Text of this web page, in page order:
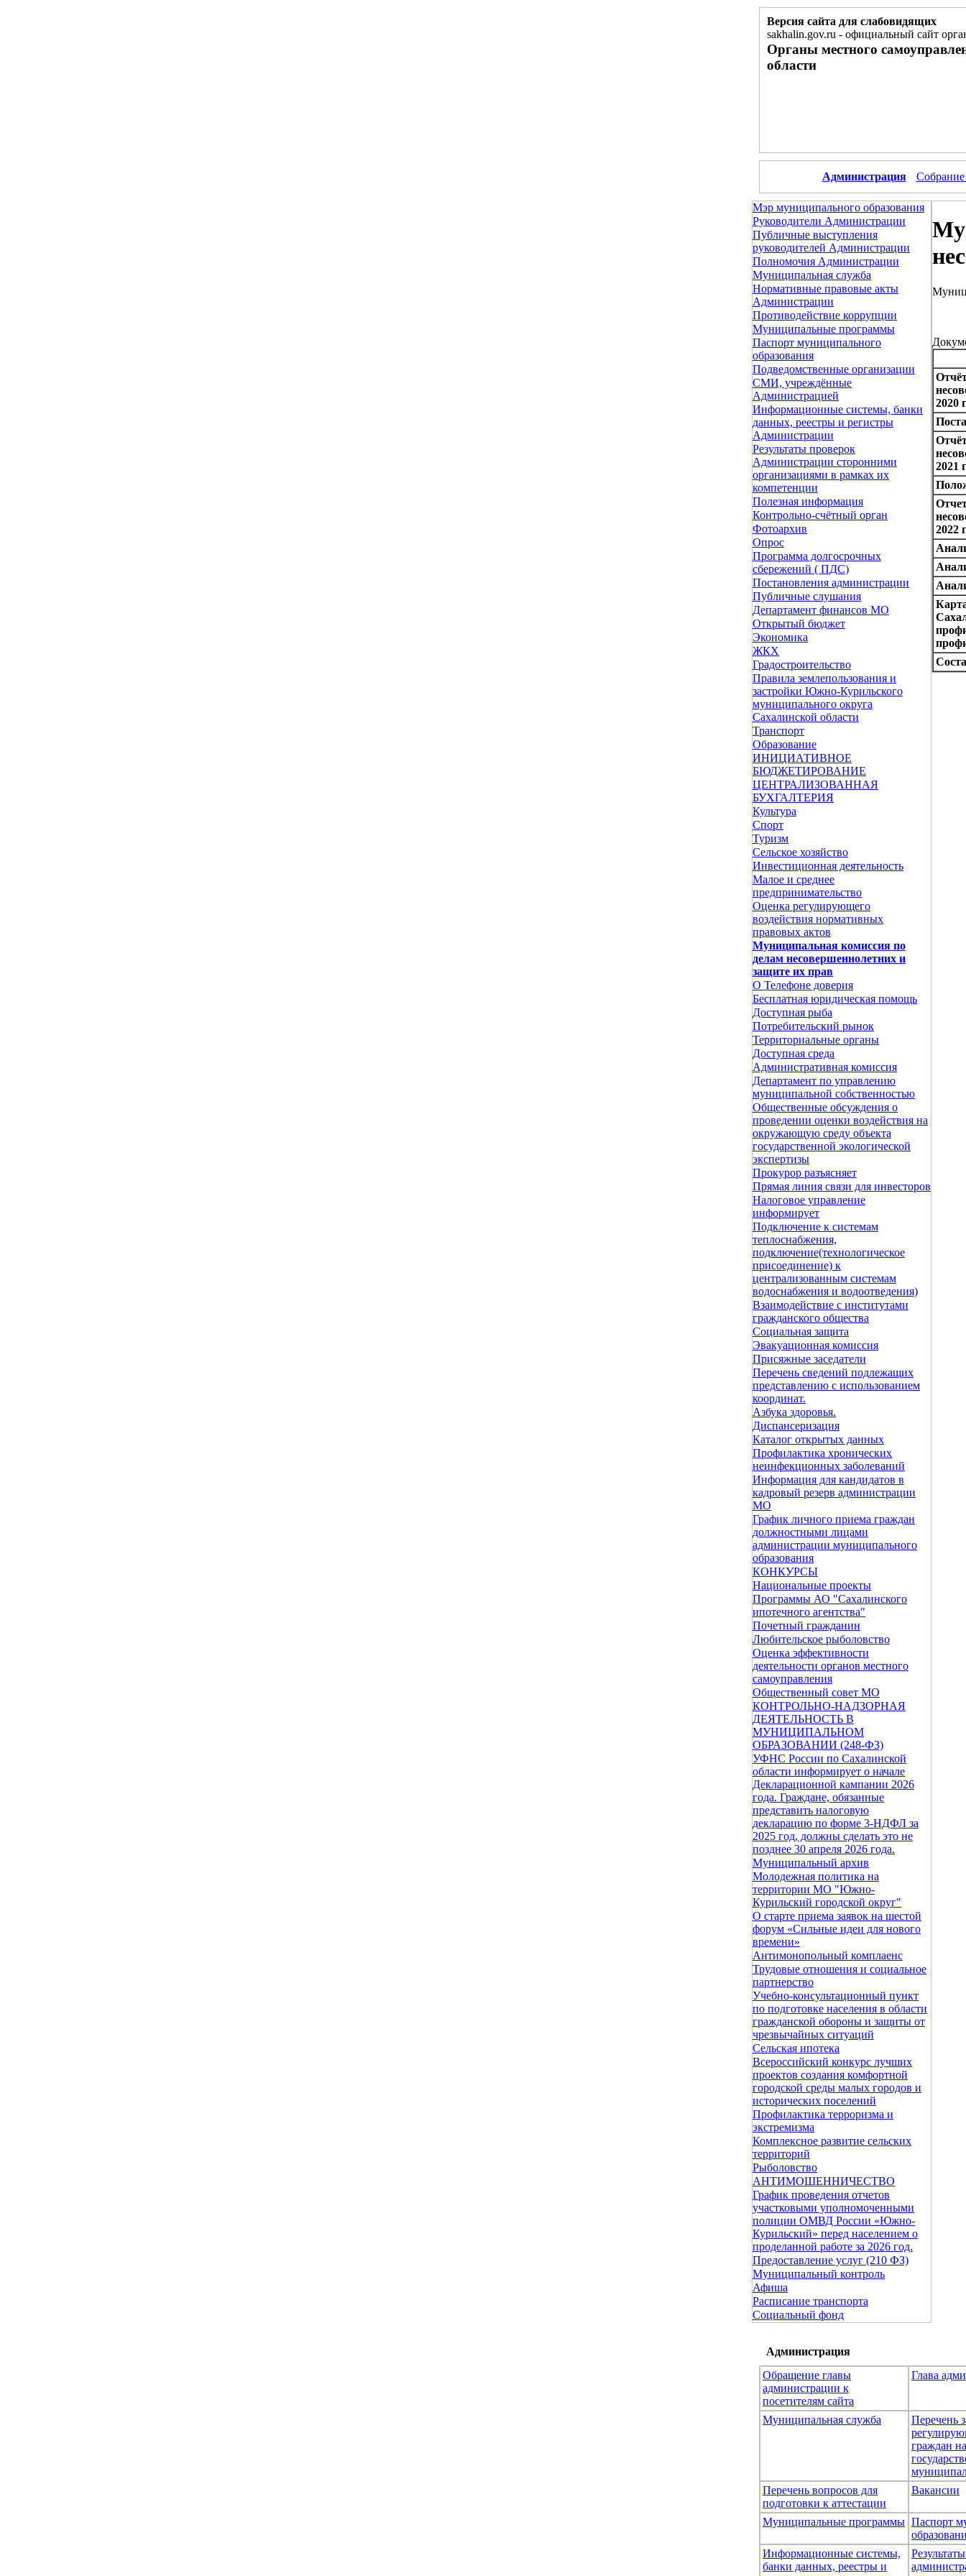
Версия сайта для слабовидящих
sakhalin.gov.ru - официальный сайт
Органы местного
области
Администрация Собрание
Мэр муниципального образования
Руководители Администрации
Публичные выступления
руководителей Администрации
Полномочия Администрации
Муниципальная служба
Нормативные правовые акты
Администрации
Противодействие коррупции
Муниципальные программы
Паспорт муниципального
образования
Подведомственные организации
СМИ, учреждённые
Администрацией
Информационные системы, банки
данных, реестры и регистры
Администрации
Результаты проверок
Администрации сторонними
организациями в рамках их
компетенции
Полезная информация
Контрольно-счётный орган
Фотоархив
Опрос
Программа долгосрочных
сбережений ( ПДС)
Постановления администрации
Публичные слушания
Департамент финансов МО
Открытый бюджет
Экономика
ЖКХ
Градостроительство
Правила землепользования и
застройки Южно-Курильского
муниципального округа
Сахалинской области
Транспорт
Образование
ИНИЦИАТИВНОЕ
БЮДЖЕТИРОВАНИЕ
ЦЕНТРАЛИЗОВАННАЯ
БУХГАЛТЕРИЯ
Культура
Спорт
Туризм
Сельское хозяйство
Инвестиционная деятельность
Малое и среднее
предпринимательство
Оценка регулирующего
воздействия нормативных
правовых актов
Муниципальная комиссия по
делам несовершеннолетних и
защите их прав
О Телефоне доверия
Бесплатная юридическая помощь
Доступная рыба
Потребительский рынок
Территориальные органы
Доступная среда
Административная комиссия
Департамент по управлению
муниципальной собственностью
Общественные обсуждения о
проведении оценки воздействия на
окружающую среду объекта
государственной экологической
экспертизы
Прокурор разъясняет
Прямая линия связи для инвесторов
Налоговое управление
информирует
Подключение к системам
теплоснабжения,
подключение(технологическое
присоединение) к
централизованным системам
водоснабжения и водоотведения)
Взаимодействие с институтами
гражданского общества
Социальная защита
Эвакуационная комиссия
Присяжные заседатели
Перечень сведений подлежащих
представлению с использованием
координат.
Азбука здоровья.
Диспансеризация
Каталог открытых данных
Профилактика хронических
неинфекционных заболеваний
Информация для кандидатов в
кадровый резерв администрации
МО
График личного приема граждан
должностными лицами
администрации муниципального
образования
КОНКУРСЫ
Национальные проекты
Программы АО "Сахалинского
ипотечного агентства"
Почетный гражданин
Любительское рыболовство
Оценка эффективности
деятельности органов местного
самоуправления
Общественный совет МО
КОНТРОЛЬНО-НАДЗОРНАЯ
ДЕЯТЕЛЬНОСТЬ В
МУНИЦИПАЛЬНОМ
ОБРАЗОВАНИИ (248-ФЗ)
УФНС России по Сахалинской
области информирует о начале
Декларационной кампании 2026
года. Граждане, обязанные
представить налоговую
декларацию по форме 3-НДФЛ за
2025 год, должны сделать это не
позднее 30 апреля 2026 года.
Муниципальный архив
Молодежная политика на
территории МО "Южно-
Курильский городской округ"
О старте приема заявок на шестой
форум «Сильные идеи для нового
времени»
Антимонопольный комплаенс
Трудовые отношения и социальное
партнерство
Учебно-консультационный пункт
по подготовке населения в области
гражданской обороны и защиты от
чрезвычайных ситуаций
Сельская ипотека
Всероссийский конкурс лучших
проектов создания комфортной
городской среды малых городов и
исторических поселений
Профилактика терроризма и
экстремизма
Комплексное развитие сельских
территорий
Рыболовство
АНТИМОШЕННИЧЕСТВО
График проведения отчетов
участковыми уполномоченными
полиции ОМВД России «Южно-
Курильский» перед населением о
проделанной работе за 2026 год.
Предоставление услуг (210 ФЗ)
Муниципальный контроль
Афиша
Расписание транспорта
Социальный фонд
2020
2021
2022
Администрация
Обращение главы
администрации к
посетителям сайта
Глава
Муниципальная служба
Перечень
граждан на
Перечень вопросов для
подготовки к аттестации
Вакансии
Муниципальные программы Паспорт
Информационные системы,
банки данных, реестры и